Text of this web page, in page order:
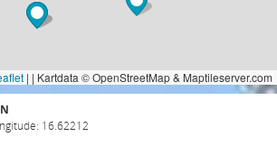
| | Kartdata © OpenStreetMap & Maptileserver.com
16.62212